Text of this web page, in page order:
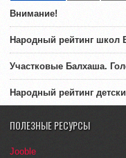
Внимание!
Народный рейтинг школ
Участковые Балхаша.
Народный рейтинг
ПОЛЕЗНЫЕ РЕСУРСЫ
Jooble